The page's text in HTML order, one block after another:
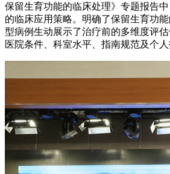
保留生育功能的临床处理》专题报告
的临床应用策略。明确了保留生育功
型病例生动展示了治疗前的多维度评
医院条件、科室水平、指南规范及个人